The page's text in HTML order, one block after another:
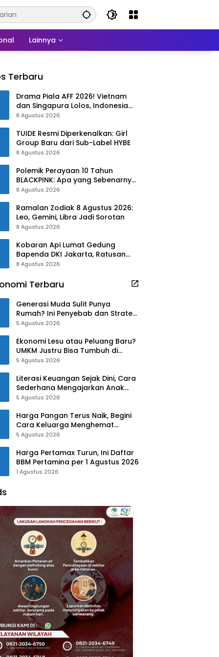
Lainnya
Terbaru
Drama Piala AFF 2026! Vietnam
dan Singapura Lolos, Indonesia
Harus Tersingkir
8 Agustus 2026
TUIDE Resmi Diperkenalkan: Girl
Group Baru dari Sub-Label HYBE
8 Agustus 2026
Polemik Perayaan 10 Tahun
BLACKPINK: Apa yang Sebenarnya
Terjadi?
8 Agustus 2026
Ramalan Zodiak 8 Agustus 2026:
Leo, Gemini, Libra Jadi Sorotan
8 Agustus 2026
Kobaran Api Lumat Gedung
Bapenda DKI Jakarta, Ratusan
Petugas Diterjunkan
8 Agustus 2026
Terbaru
Generasi Muda Sulit Punya
Rumah? Ini Penyebab dan Strategi
Mengatasinya
5 Agustus 2026
Ekonomi Lesu atau Peluang Baru?
UMKM Justru Bisa Tumbuh di
Tengah Ketidakpastian
5 Agustus 2026
Literasi Keuangan Sejak Dini, Cara
Sederhana Mengajarkan Anak
Mengelola Uang
5 Agustus 2026
Harga Pangan Terus Naik, Begini
Cara Keluarga Menghemat
Belanja
5 Agustus 2026
Harga Pertamax Turun, Ini Daftar
BBM Pertamina per 1 Agustus 2026
1 Agustus 2026